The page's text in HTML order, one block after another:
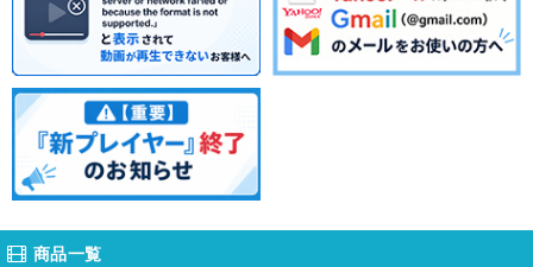
商品一覧